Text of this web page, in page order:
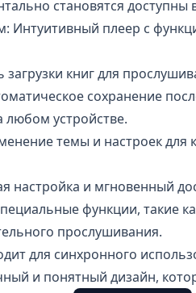
становятся доступны
Интуитивный плеер с
книг для
сохранение
любом устройстве.
темы и настроек для
настройка и мгновенный
функции, такие
прослушивания.
для синхронного
и понятный дизайн,